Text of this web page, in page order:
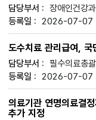
장애인건강과
2026-07-07
도수치료 관리급여,
필수의료총
2026-07-07
의료기관 연명의료결
추가 지정